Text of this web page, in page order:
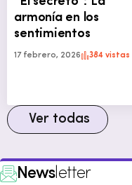
armonía en los
sentimientos
17 febrero, 2026 384 vistas
Ver todas
Newsletter